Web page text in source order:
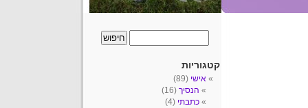
קטגוריות
אישי (89)
הנסיך (16)
כתבתי (4)